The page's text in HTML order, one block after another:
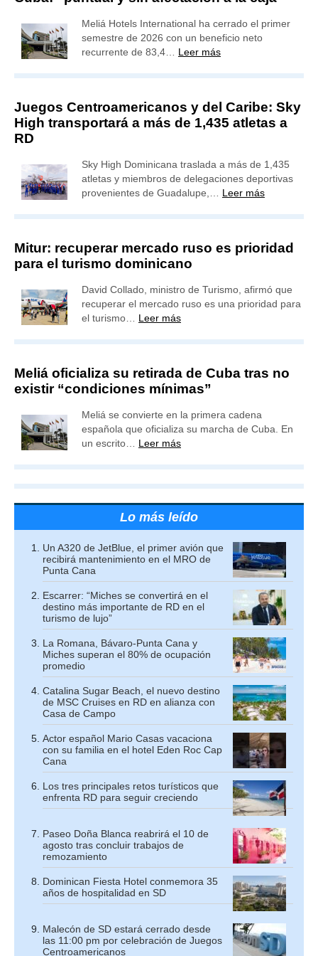
Meliá Hotels International ha cerrado el primer
semestre de 2026 con un beneficio neto
recurrente de 83,4… Leer más
Juegos Centroamericanos y del Caribe: Sky
High transportará a más de 1,435 atletas a
RD
Sky High Dominicana traslada a más de 1,435
atletas y miembros de delegaciones deportivas
provenientes de Guadalupe,… Leer más
Mitur: recuperar mercado ruso es prioridad
para el turismo dominicano
David Collado, ministro de Turismo, afirmó que
recuperar el mercado ruso es una prioridad para
el turismo… Leer más
Meliá oficializa su retirada de Cuba tras no
existir “condiciones mínimas”
Meliá se convierte en la primera cadena
española que oficializa su marcha de Cuba. En
un escrito… Leer más
Lo más leído
Un A320 de JetBlue, el primer avión que
recibirá mantenimiento en el MRO de
Punta Cana
Escarrer: “Miches se convertirá en el
destino más importante de RD en el
turismo de lujo”
La Romana, Bávaro-Punta Cana y
Miches superan el 80% de ocupación
promedio
Catalina Sugar Beach, el nuevo destino
de MSC Cruises en RD en alianza con
Casa de Campo
Actor español Mario Casas vacaciona
con su familia en el hotel Eden Roc Cap
Cana
Los tres principales retos turísticos que
enfrenta RD para seguir creciendo
Paseo Doña Blanca reabrirá el 10 de
agosto tras concluir trabajos de
remozamiento
Dominican Fiesta Hotel conmemora 35
años de hospitalidad en SD
Malecón de SD estará cerrado desde
las 11:00 pm por celebración de Juegos
Centroamericanos